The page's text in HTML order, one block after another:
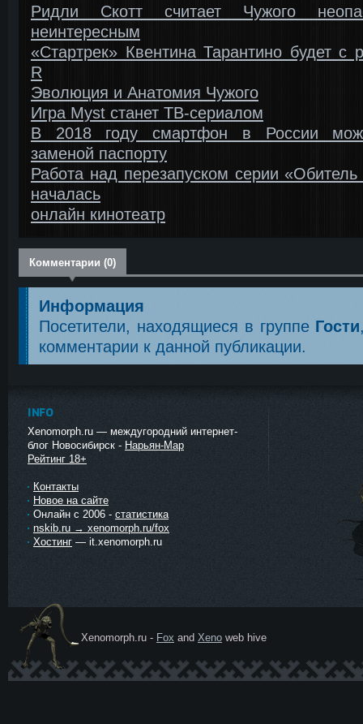
Ридли Скотт считает Чужого
неинтересным
«Стартрек» Квентина Тарантино будет с
R
Эволюция и Анатомия Чужого
Игра Myst станет ТВ-сериалом
В 2018 году смартфон в России
заменой паспорту
Работа над перезапуском серии
началась
онлайн кинотеатр
Комментарии (0)
Информация
Посетители, находящиеся в группе Гости
комментарии к данной публикации.
INFO
Xenomorph.ru — междугородний интернет-
блог Новосибирск - Нарьян-Мар
Рейтинг 18+
Контакты
Новое на сайте
Онлайн с 2006 - статистика
nskib.ru → xenomorph.ru/fox
Хостинг — it.xenomorph.ru
Ксеномо
Xenomorph.ru - Fox and Xeno web hive